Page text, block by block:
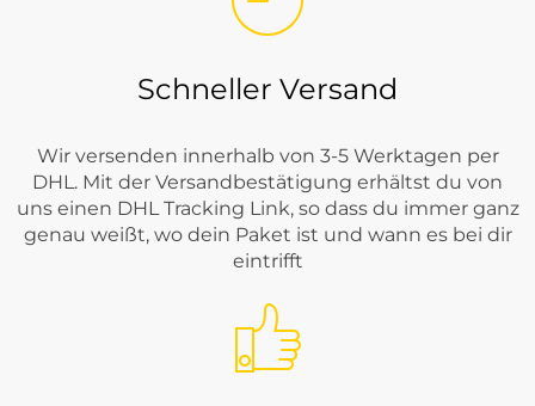
Schneller Versand
Wir versenden innerhalb von 3-5 Werktagen per
DHL. Mit der Versandbestätigung erhältst du von
uns einen DHL Tracking Link, so dass du immer ganz
genau weißt, wo dein Paket ist und wann es bei dir
eintrifft